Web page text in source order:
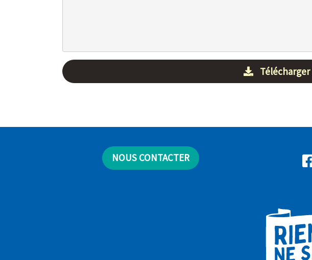
NOUS CONTACTER